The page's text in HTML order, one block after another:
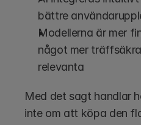
bättre
Modellerna är mer
något mer
relevanta
Med det sagt handlar
inte om att köpa den